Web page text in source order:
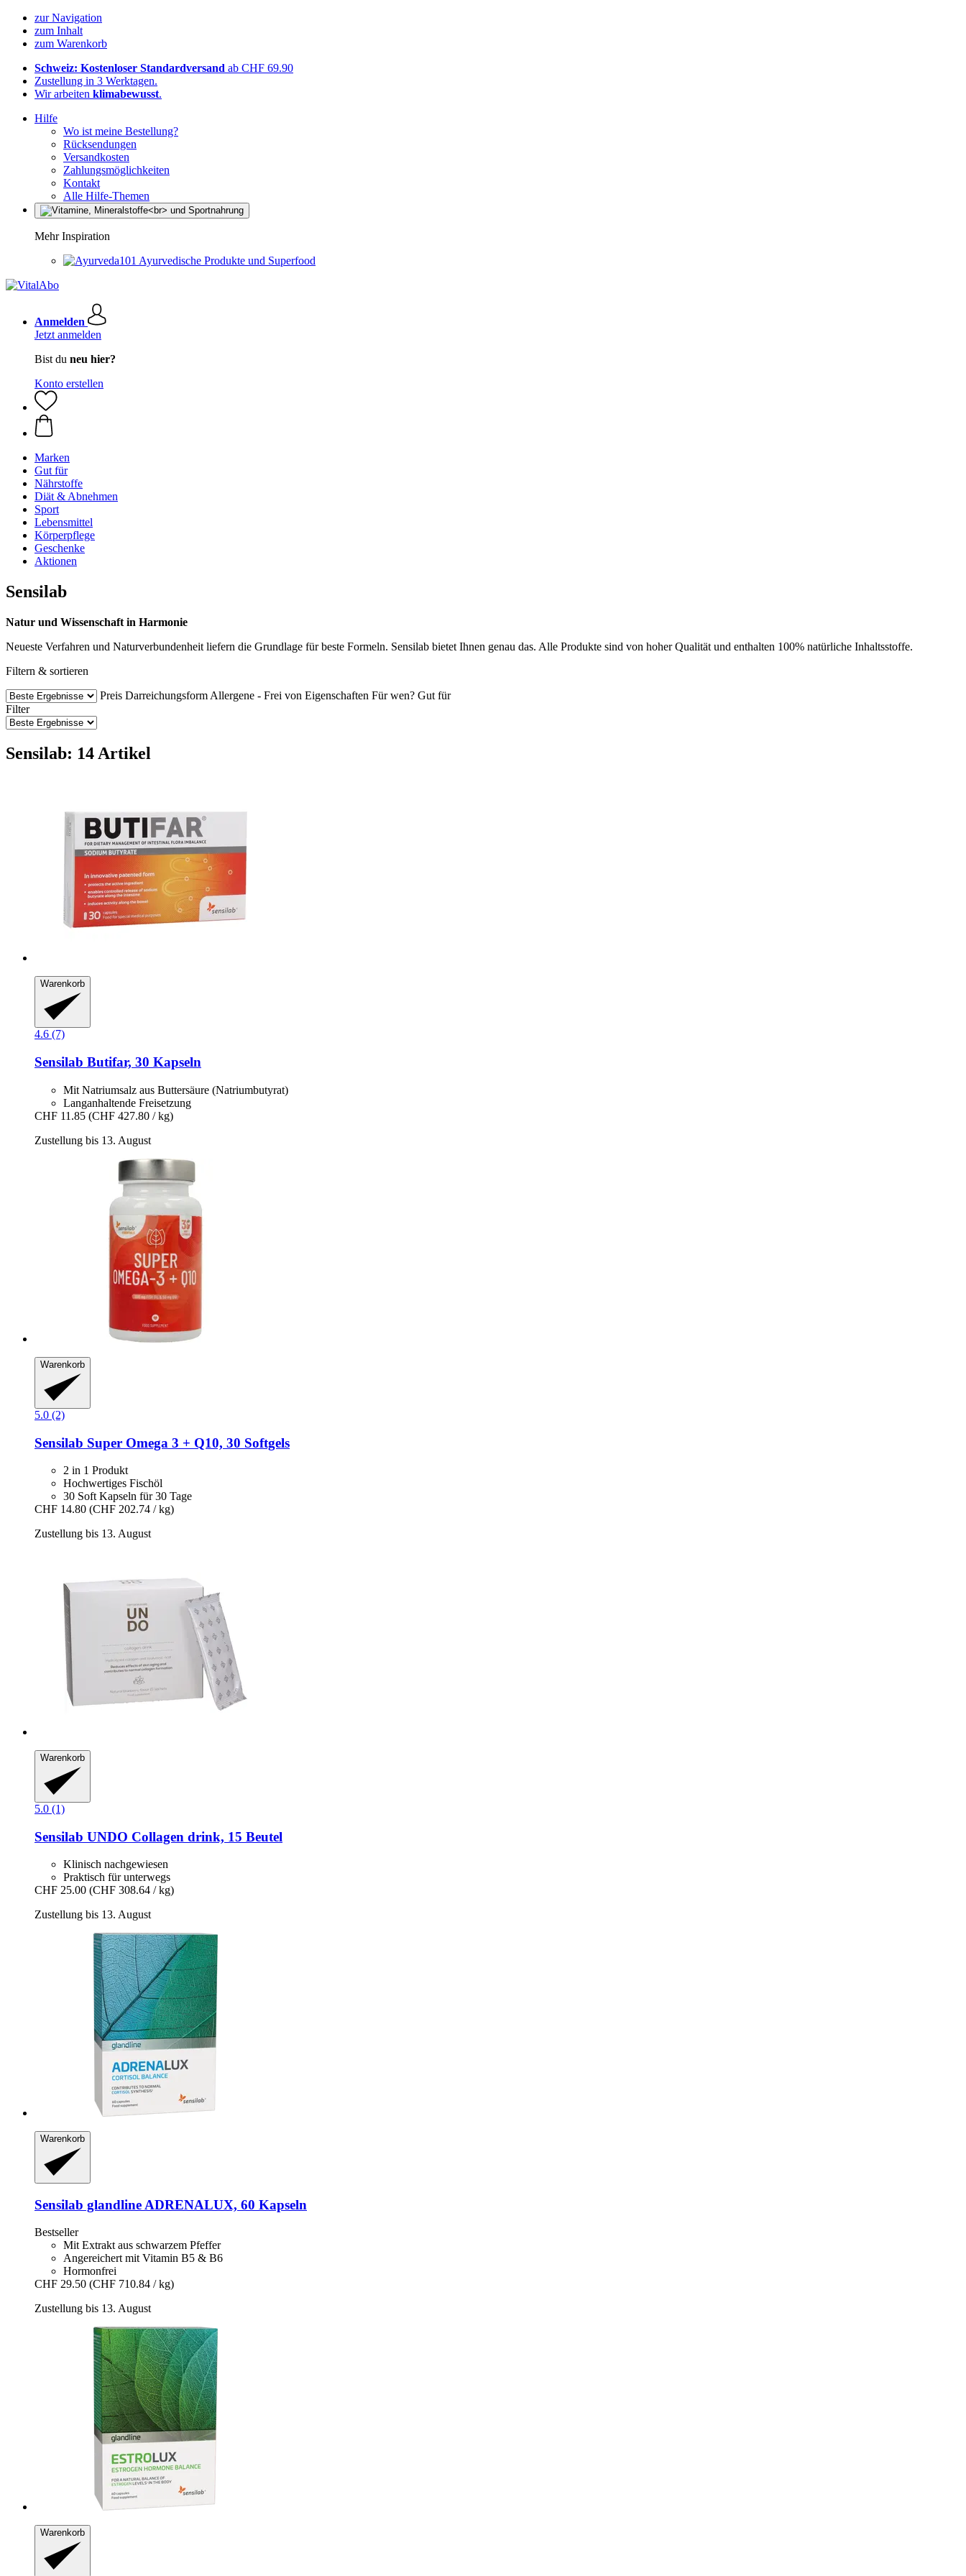
zur Navigation
zum Inhalt
zum Warenkorb
Schweiz: Kostenloser Standardversand ab CHF 69.90
Zustellung in 3 Werktagen.
Wir arbeiten klimabewusst.
Hilfe
Wo ist meine Bestellung?
Rücksendungen
Versandkosten
Zahlungsmöglichkeiten
Kontakt
Alle Hilfe-Themen
Mehr Inspiration
Ayurvedische Produkte und Superfood
Anmelden
Jetzt anmelden
Bist du neu hier?
Konto erstellen
Marken
Gut für
Nährstoffe
Diät & Abnehmen
Sport
Lebensmittel
Körperpflege
Geschenke
Aktionen
Sensilab
Natur und Wissenschaft in Harmonie
Neueste Verfahren und Naturverbundenheit liefern die Grundlage für beste Formeln. Sensilab bietet Ihnen genau das. Alle Produkte sind von hoher Qualität und enthalten 100% natürliche Inhaltsstoffe.
Filtern & sortieren
Preis Darreichungsform Allergene - Frei von Eigenschaften Für wen? Gut für
Filter
Sensilab: 14 Artikel
Warenkorb
4.6 (7)
Sensilab Butifar, 30 Kapseln
Mit Natriumsalz aus Buttersäure (Natriumbutyrat)
Langanhaltende Freisetzung
CHF 11.85 (CHF 427.80 / kg)
Zustellung bis 13. August
Warenkorb
5.0 (2)
Sensilab Super Omega 3 + Q10, 30 Softgels
2 in 1 Produkt
Hochwertiges Fischöl
30 Soft Kapseln für 30 Tage
CHF 14.80 (CHF 202.74 / kg)
Zustellung bis 13. August
Warenkorb
5.0 (1)
Sensilab UNDO Collagen drink, 15 Beutel
Klinisch nachgewiesen
Praktisch für unterwegs
CHF 25.00 (CHF 308.64 / kg)
Zustellung bis 13. August
Warenkorb
Sensilab glandline ADRENALUX, 60 Kapseln
Bestseller
Mit Extrakt aus schwarzem Pfeffer
Angereichert mit Vitamin B5 & B6
Hormonfrei
CHF 29.50 (CHF 710.84 / kg)
Zustellung bis 13. August
Warenkorb